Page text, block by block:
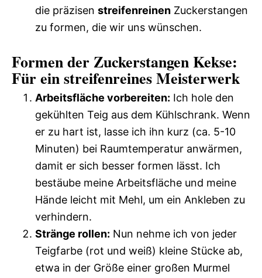
die präzisen streifenreinen Zuckerstangen
zu formen, die wir uns wünschen.
Formen der Zuckerstangen Kekse:
Für ein streifenreines Meisterwerk
Arbeitsfläche vorbereiten: Ich hole den
gekühlten Teig aus dem Kühlschrank. Wenn
er zu hart ist, lasse ich ihn kurz (ca. 5-10
Minuten) bei Raumtemperatur anwärmen,
damit er sich besser formen lässt. Ich
bestäube meine Arbeitsfläche und meine
Hände leicht mit Mehl, um ein Ankleben zu
verhindern.
Stränge rollen: Nun nehme ich von jeder
Teigfarbe (rot und weiß) kleine Stücke ab,
etwa in der Größe einer großen Murmel